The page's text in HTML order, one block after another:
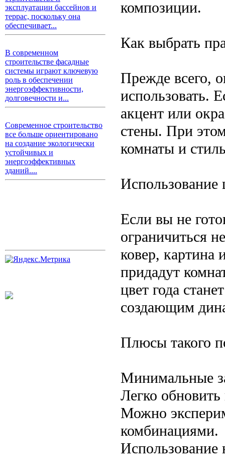
эксплуатации бассейнов и
террас, поскольку она
обеспечивает...
В современном
строительстве фасадные
системы играют ключевую
роль в обеспечении
энергоэффективности,
долговечности и...
Современное строительство
все больше ориентировано
на создание экологически
устойчивых и
энергоэффективных
зданий....
композиции.
Как выбрать
Прежде всего,
использовать.
акцент или
стены. При
комнаты и
Использование
Если вы не
ограничиться
ковер, картина
придадут
цвет года
создающим
Плюсы такого
Минимальные
Легко
Можно
комбинациями.
Использование